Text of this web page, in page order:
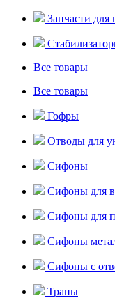
Запчасти для
Все товары
Все товары
Гофры
Отводы для
Сифоны
Сифоны для
Сифоны для
Сифоны
Сифоны с
Трапы